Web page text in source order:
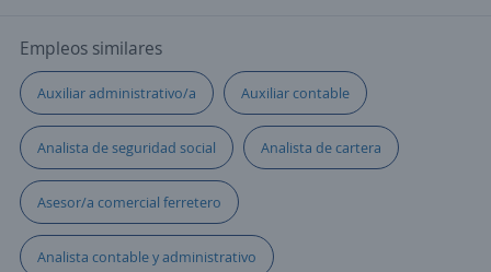
Empleos similares
Auxiliar administrativo/a Auxiliar contable
Analista de seguridad social Analista de cartera
Asesor/a comercial ferretero
Analista contable y administrativo